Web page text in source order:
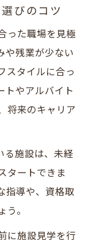
びのコツ
った職場を見極
や残業が少ない
スタイルに合っ
トやアルバイト
将来のキャリア
る施設は、未経
タートできま
指導や、資格取
。
に施設見学を行